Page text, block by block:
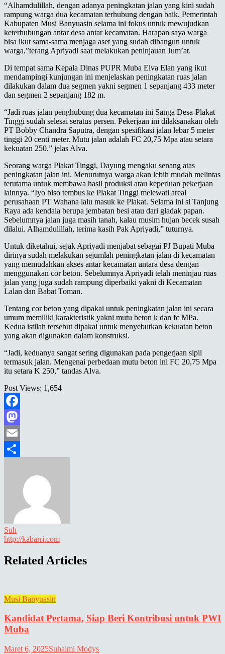
“Alhamdulillah, dengan adanya peningkatan jalan yang kini sudah
rampung warga dua kecamatan terhubung dengan baik. Pemerintah
Kabupaten Musi Banyuasin selama ini fokus untuk mewujudkan
keterhubungan antar desa antar kecamatan. Harapan saya warga
bisa ikut sama-sama menjaga aset yang sudah dibangun untuk
warga,”terang Apriyadi saat melakukan peninjauan Jum’at.
Di tempat sama Kepala Dinas PUPR Muba Elva Elan yang ikut
mendampingi kunjungan ini menjelaskan peningkatan ruas jalan
dilakukan dalam dua segmen yakni segmen 1 sepanjang 433 meter
dan segmen 2 sepanjang 182 m.
“Jadi ruas jalan penghubung dua kecamatan ini Sanga Desa-Plakat
Tinggi sudah selesai seratus persen. Pekerjaan ini dilaksanakan oleh
PT Bobby Chandra Saputra, dengan spesifikasi jalan lebar 5 meter
tinggi 20 centi meter. Mutu jalan adalah FC 20,75 Mpa atau setara
kekuatan 250.” jelas Alva.
Seorang warga Plakat Tinggi, Dayung mengaku senang atas
peningkatan jalan ini. Menurutnya warga akan lebih mudah melintas
terutama untuk membawa hasil produksi atau keperluan pekerjaan
lainnya. “Iyo biso tembus ke Plakat Tinggi melewati areal
perusahaan PT Wahana lalu masuk ke Plakat. Selama ini si Tanjung
Raya ada kendala berupa jembatan besi atau dari gladak papan.
Sebelumnya jalan juga masih tanah, kalau musim hujan becek susah
dilalui. Alhamdulillah, terima kasih Pak Apriyadi,” tuturnya.
Untuk diketahui, sejak Apriyadi menjabat sebagai PJ Bupati Muba
dirinya sudah melakukan sejumlah peningkatan jalan di kecamatan
yang memudahkan akses antar kecamatan antara desa dengan
menggunakan cor beton. Sebelumnya Apriyadi telah meninjau ruas
jalan yang juga sudah rampung diperbaiki yakni di Kecamatan
Lalan dan Babat Toman.
Tentang cor beton yang dipakai untuk peningkatan jalan ini secara
umum memiliki karakteristik yakni mutu beton k dan fc MPa.
Kedua istilah tersebut dipakai untuk menyebutkan kekuatan beton
yang akan digunakan dalam konstruksi.
“Jadi, keduanya sangat sering digunakan pada pengerjaan sipil
termasuk jalan. Mengenai perbedaan mutu beton ini FC 20,75 Mpa
itu setara K 250,” tandas Alva.
Post Views: 1,654
Facebook
Mastodon
Email
Suh
http://kabarri.com
Related Articles
Musi Banyuasin
Kandidat Pertama, Siap Beri Kontribusi untuk PWI
Muba
Maret 6, 2025Suhaimi Modys